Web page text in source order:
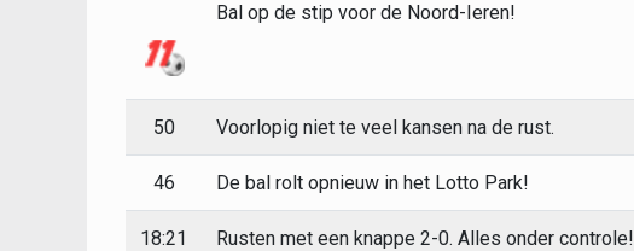
Bal op de stip voor de Noord-Ieren!
50 Voorlopig niet te veel kansen na de rust.
46 De bal rolt opnieuw in het Lotto Park!
18:21 Rusten met een knappe 2-0. Alles onder controle!